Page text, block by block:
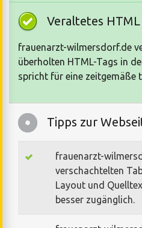
Veraltetes HTML
frauenarzt-wilmersdorf.de
überholten HTML-Tags in
spricht für eine zeitgemäße
Tipps zur
frauenarzt-
verschachtelten
Layout und
besser zugänglich.